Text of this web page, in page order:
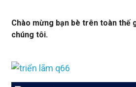
Chào mừng bạn bè trên toàn thế
chúng tôi.